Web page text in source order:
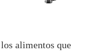
alimentos que